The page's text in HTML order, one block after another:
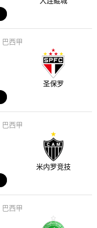
巴西甲
圣保罗
巴西甲
米内罗竞技
巴西甲